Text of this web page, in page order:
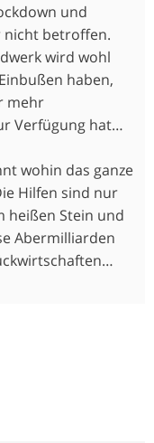
und
nicht betroffen.
wird wohl
haben,
mehr
Verfügung hat…
wohin das ganze
Hilfen sind nur
heißen Stein und
Abermilliarden